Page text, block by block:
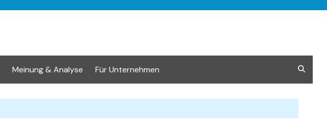
Meinung & Analyse Für Unternehmen